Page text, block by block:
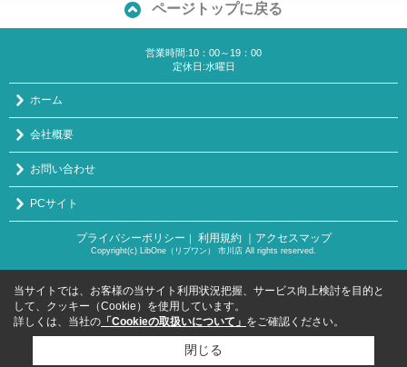
ページトップに戻る
営業時間:10：00～19：00
定休日:水曜日
ホーム
会社概要
お問い合わせ
PCサイト
プライバシーポリシー 利用規約 ｜アクセスマップ
Copyright(c) LibOne（リブワン） 市川店 All rights reserved.
当サイトでは、お客様の当サイト利用状況把握、サービス向上検討を目的と
して、クッキー（Cookie）を使用しています。
詳しくは、当社の 「Cookieの取扱いについて」 をご確認ください。
閉じる